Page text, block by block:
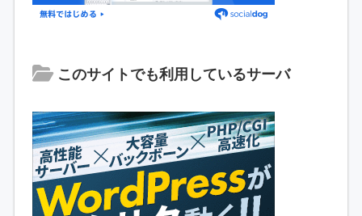
このサイトでも利用しているサーバ